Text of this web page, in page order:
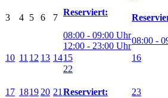
3 4 5 6 7
Reserviert:
08:00 - 09:00 Uhr
12:00 - 23:00 Uhr
08:00 -
10 11 12 13 1415 16
17 1819 20 21
22
Reserviert: 23